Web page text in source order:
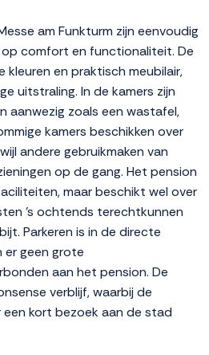
am Funkturm zijn eenvoudig
comfort en functionaliteit. De
kleuren en praktisch meubilair,
uitstraling. In de kamers zijn
aanwezig zoals een wastafel,
kamers beschikken over
andere gebruikmaken van
op de gang. Het pension
maar beschikt wel over
's ochtends terechtkunnen
Parkeren is in de directe
er geen grote
aan het pension. De
verblijf, waarbij de
kort bezoek aan de stad